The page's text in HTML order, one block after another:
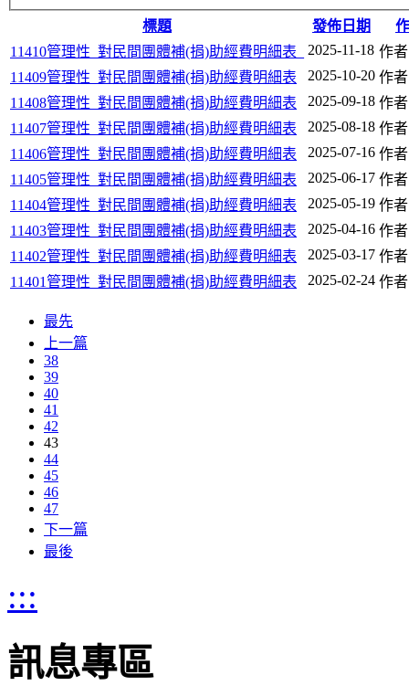
標題 發佈日期
11410管理性_對民間團體補(捐)助經費明細表_
2025-11-18 作
11409管理性_對民間團體補(捐)助經費明細表
2025-10-20 作
11408管理性_對民間團體補(捐)助經費明細表
2025-09-18 作
11407管理性_對民間團體補(捐)助經費明細表
2025-08-18 作
11406管理性_對民間團體補(捐)助經費明細表
2025-07-16 作
11405管理性_對民間團體補(捐)助經費明細表
2025-06-17 作
11404管理性_對民間團體補(捐)助經費明細表
2025-05-19 作
11403管理性_對民間團體補(捐)助經費明細表
2025-04-16 作
11402管理性_對民間團體補(捐)助經費明細表
2025-03-17 作
11401管理性_對民間團體補(捐)助經費明細表
2025-02-24 作
最先
上一篇
38
39
40
41
42
43
44
45
46
47
下一篇
最後
:::
訊息專區